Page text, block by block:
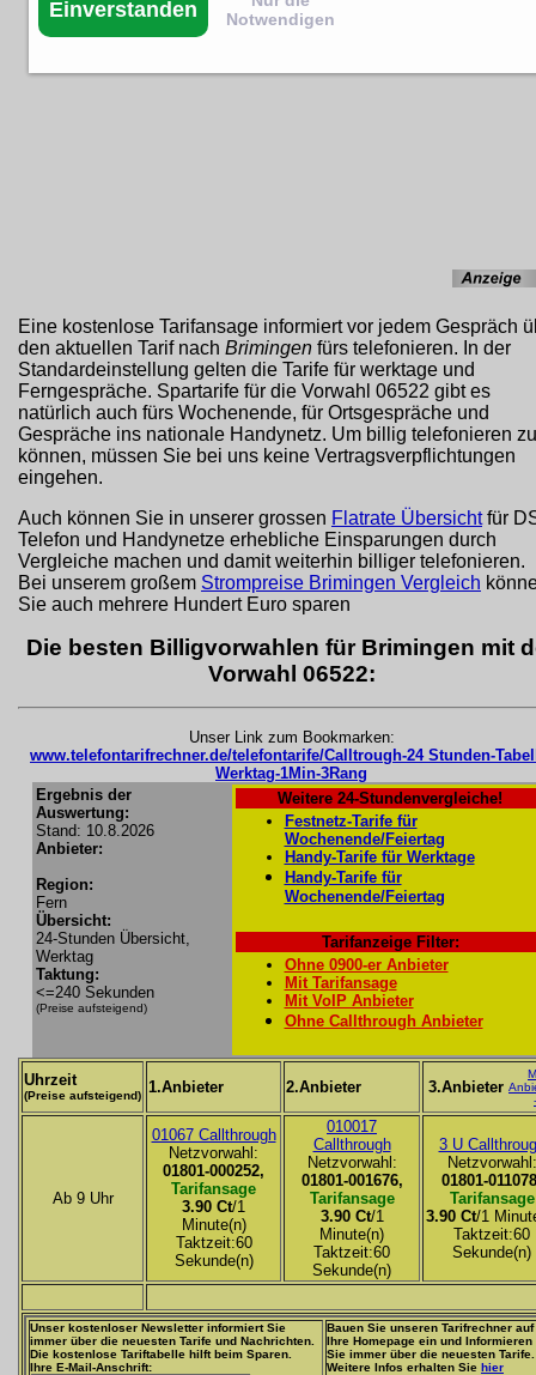
Eine kostenlose Tarifansage informiert vor jedem Gespräch
den aktuellen Tarif nach Brimingen fürs telefonieren. In der
Standardeinstellung gelten die Tarife für werktage und
Ferngespräche. Spartarife für die Vorwahl 06522 gibt es
natürlich auch fürs Wochenende, für Ortsgespräche und
Gespräche ins nationale Handynetz. Um billig telefonieren zu
können, müssen Sie bei uns keine Vertragsverpflichtungen
eingehen.
Auch können Sie in unserer grossen Flatrate Übersichtfür
Telefon und Handynetze erhebliche Einsparungen durch
Vergleiche machen und damit weiterhin billiger telefonieren.
Bei unserem großem Strompreise Brimingen Vergleich
Sie auch mehrere Hundert Euro sparen
Die besten Billigvorwahlen für Brimingen mit
Vorwahl 06522:
Unser Link zum Bookmarken:
www.telefontarifrechner.de/telefontarife/Calltrough-24 Stunden-
Werktag-1Min-3Rang
Ergebnis der
Auswertung:
Stand: 10.8.2026
Anbieter:
Region:
Fern
Übersicht:
24-Stunden Übersicht,
Werktag
Taktung:
<=240 Sekunden
(Preise aufsteigend)
Weitere 24-Stundenvergleiche!
Festnetz-Tarife für
Wochenende/Feiertag
Handy-Tarife für Werktage
Handy-Tarife für
Wochenende/Feiertag
Tarifanzeige Filter:
Ohne 0900-er Anbieter
Mit Tarifansage
Mit VoIP Anbieter
Ohne Callthrough Anbieter
Uhrzeit
(Preise aufsteigend) 1.Anbieter 2.Anbieter 3.Anbieter
Ab 9 Uhr
01067 Callthrough
Netzvorwahl:
01801-000252,
Tarifansage
3.90 Ct/1
Minute(n)
Taktzeit:60
Sekunde(n)
010017
Callthrough
Netzvorwahl:
01801-001676,
Tarifansage
3.90 Ct/1
Minute(n)
Taktzeit:60
Sekunde(n)
3 U
Netzvorwahl:
01801-
Tarifansage
3.90 Ct/1
Taktzeit:60
Sekunde(n)
Unser kostenloser Newsletter informiert Sie
immer über die neuesten Tarife und Nachrichten.
Die kostenlose Tariftabelle hilft beim Sparen.
Ihre E-Mail-Anschrift:
Bauen Sie unseren Tarifrechner auf
Ihre Homepage ein und Informieren
Sie immer über die neuesten Tarife.
Weitere Infos erhalten Sie hier
Einverstanden
Notwendigen